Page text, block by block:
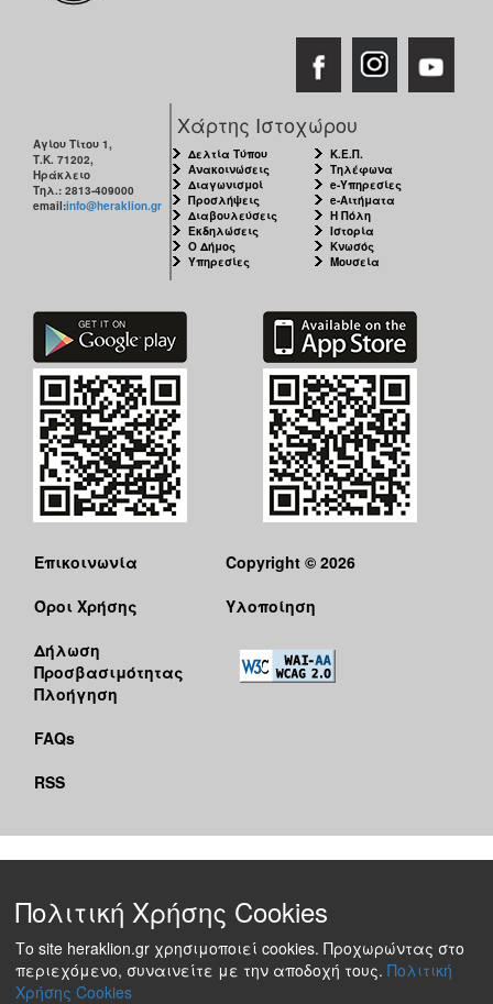
Αγίου Τίτου 1,
Τ.Κ. 71202,
Ηράκλειο
Τηλ.: 2813-409000
email:info@heraklion.gr
Χάρτης Ιστοχώρου
Δελτία Τύπου
Ανακοινώσεις
Διαγωνισμοί
Προσλήψεις
Διαβουλεύσεις
Εκδηλώσεις
Ο Δήμος
Υπηρεσίες
Κ.Ε.Π.
Τηλέφωνα
e-Υπηρεσίες
e-Αιτήματα
Η Πόλη
Ιστορία
Κνωσός
Μουσεία
Επικοινωνία
Όροι Χρήσης
Δήλωση
Προσβασιμότητας
Πλοήγηση
FAQs
RSS
Copyright © 2026
Υλοποίηση
Πολιτική Χρήσης Cookies
Το site heraklion.gr χρησιμοποιεί cookies. Προχωρώντας στο
περιεχόμενο, συναινείτε με την αποδοχή τους. Πολιτική
Χρήσης Cookies